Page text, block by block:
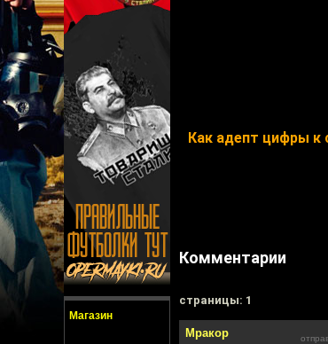
Магазин
Как адепт цифры к
Комментарии
cтраницы: 1
Мракор